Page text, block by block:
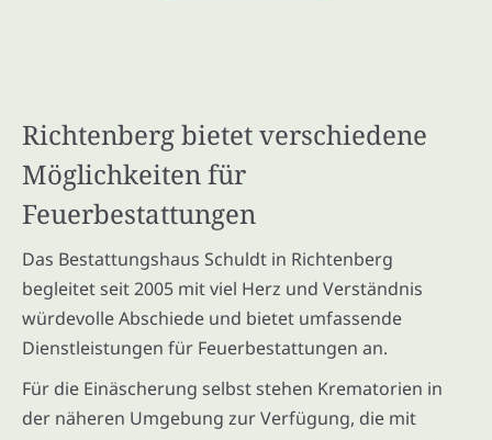
Richtenberg bietet verschiedene
Möglichkeiten für
Feuerbestattungen
Das Bestattungshaus Schuldt in Richtenberg
begleitet seit 2005 mit viel Herz und Verständnis
würdevolle Abschiede und bietet umfassende
Dienstleistungen für Feuerbestattungen an.
Für die Einäscherung selbst stehen Krematorien in
der näheren Umgebung zur Verfügung, die mit